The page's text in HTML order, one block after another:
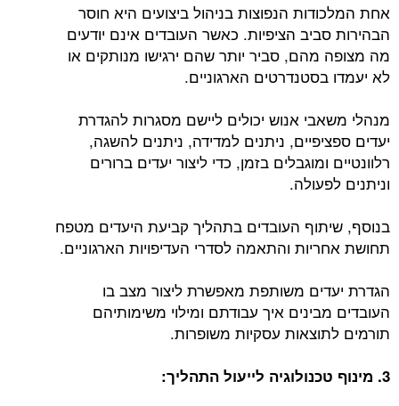
אחת המלכודות הנפוצות בניהול ביצועים היא חוסר
הבהירות סביב הציפיות. כאשר העובדים אינם יודעים
מה מצופה מהם, סביר יותר שהם ירגישו מנותקים או
לא יעמדו בסטנדרטים הארגוניים.
מנהלי משאבי אנוש יכולים ליישם מסגרות להגדרת
יעדים ספציפיים, ניתנים למדידה, ניתנים להשגה,
רלוונטיים ומוגבלים בזמן, כדי ליצור יעדים ברורים
וניתנים לפעולה.
בנוסף, שיתוף העובדים בתהליך קביעת היעדים מטפח
תחושת אחריות והתאמה לסדרי העדיפויות הארגוניים.
הגדרת יעדים משותפת מאפשרת ליצור מצב בו
העובדים מבינים איך עבודתם ומילוי משימותיהם
תורמים לתוצאות עסקיות משופרות.
3. מינוף טכנולוגיה לייעול התהליך: